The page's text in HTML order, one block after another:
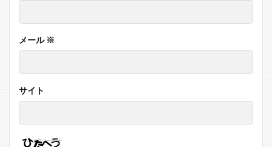
メール ※
サイト